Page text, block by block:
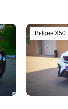
Belgee Х50